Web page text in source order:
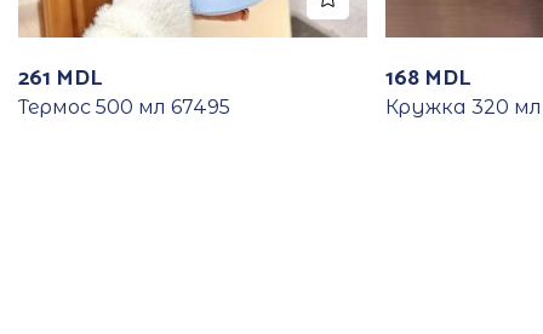
261 MDL
Термос 500 мл 67495
168 MDL
Кружка 320 мл